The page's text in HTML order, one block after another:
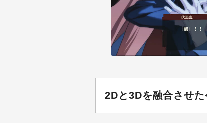
2Dと3Dを融合させ